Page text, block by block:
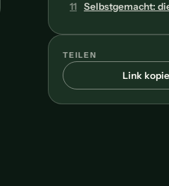
11 Selbstgemacht:
TEILEN
Link